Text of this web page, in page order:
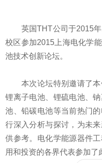
英国THT公司于2015年
校区参加2015上海电化学
池技术创新论坛。
本次论坛特别邀请了本
锂离子电池、锂硫电池、
池、铅碳电池等当前热门
行深入分析与探讨，为未
供参考。电化学能源器件
用和投资的各界代表参加了